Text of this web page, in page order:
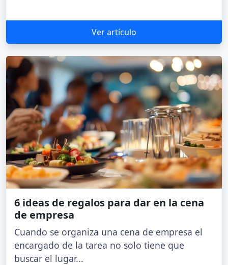
Ver artículo
6 ideas de regalos para dar en la cena
de empresa
Cuando se organiza una cena de empresa el
encargado de la tarea no solo tiene que
buscar el lugar...